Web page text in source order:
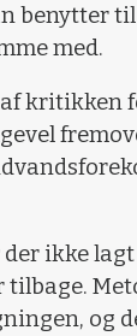
benytter
med.
kritikken
ikke
og